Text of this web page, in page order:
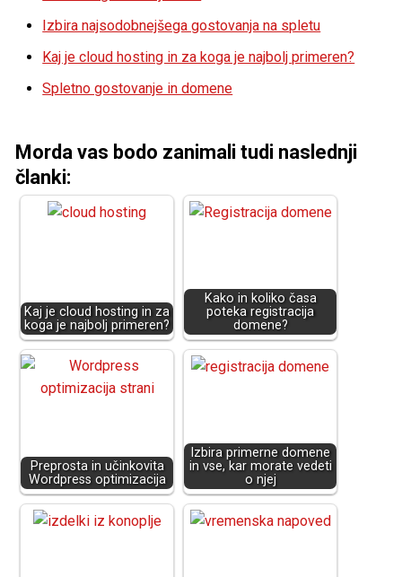
Izbira najsodobnejšega gostovanja na spletu
Kaj je cloud hosting in za koga je najbolj primeren?
Spletno gostovanje in domene
Morda vas bodo zanimali tudi naslednji
članki:
Kaj je cloud hosting in za
koga je najbolj primeren?
Kako in koliko časa
poteka registracija
domene?
Preprosta in učinkovita
Wordpress optimizacija
Izbira primerne domene
in vse, kar morate vedeti
o njej